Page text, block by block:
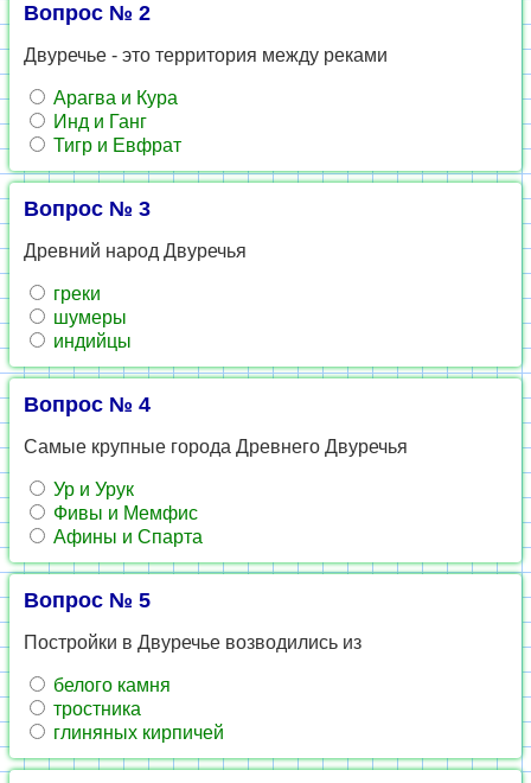
Вопрос № 2
Двуречье - это территория между реками
Арагва и Кура
Инд и Ганг
Тигр и Евфрат
Вопрос № 3
Древний народ Двуречья
греки
шумеры
индийцы
Вопрос № 4
Самые крупные города Древнего Двуречья
Ур и Урук
Фивы и Мемфис
Афины и Спарта
Вопрос № 5
Постройки в Двуречье возводились из
белого камня
тростника
глиняных кирпичей